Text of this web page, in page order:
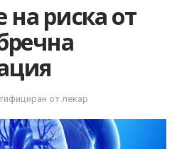
риска от
от лекар